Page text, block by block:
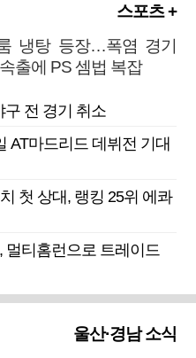
스포츠 +
냉탕 등장…폭염 경기
출에 PS 셈법 복잡
전 경기 취소
AT마드리드 데뷔전 기대
첫 상대, 랭킹 25위 에콰
멀티홈런으로 트레이드
울산·경남 소식